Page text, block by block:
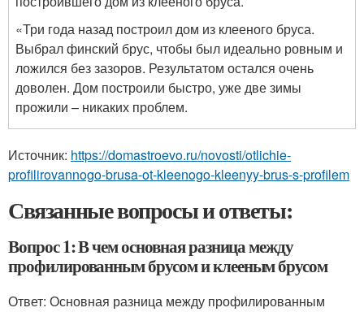
«Три года назад построил дом из клееного бруса.
Выбрал финский брус, чтобы был идеально ровным и
ложился без зазоров. Результатом остался очень
доволен. Дом построили быстро, уже две зимы
прожили – никаких проблем.
Источник: https://domastroevo.ru/novosti/otlichie-
profilirovannogo-brusa-ot-kleenogo-kleenyy-brus-s-profilem
Связанные вопросы и ответы:
Вопрос 1: В чем основная разница между
профилированным брусом и клееным брусом
Ответ: Основная разница между профилированным